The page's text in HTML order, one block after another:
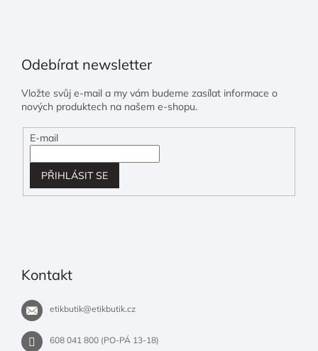
Odebírat newsletter
Vložte svůj e-mail a my vám budeme zasílat informace o
nových produktech na našem e-shopu.
E-mail
PŘIHLÁSIT SE
Kontakt
etikbutik@etikbutik.cz
608 041 800 (PO-PÁ 13-18)